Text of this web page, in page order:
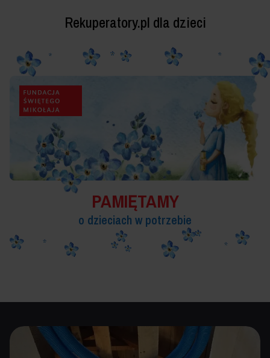
Rekuperatory.pl dla dzieci
PAMIĘTAMY
o dzieciach w potrzebie